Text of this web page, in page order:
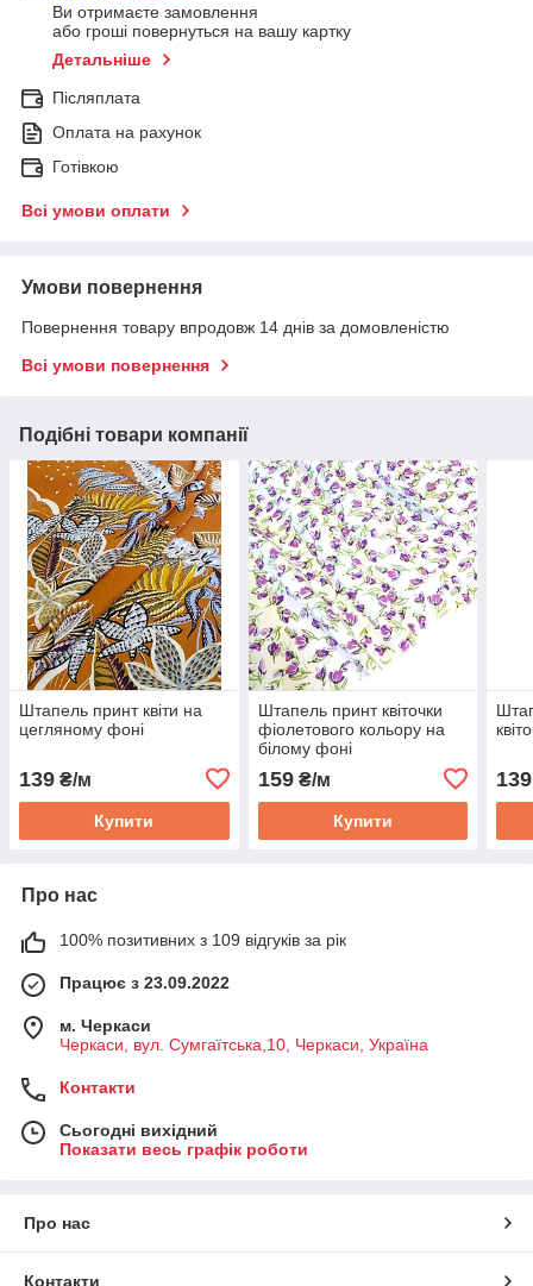
Ви отримаєте замовлення
або гроші повернуться на вашу картку
Детальніше
Післяплата
Оплата на рахунок
Готівкою
Всі умови оплати
Умови повернення
Повернення товару впродовж 14 днів за домовленістю
Всі умови повернення
Подібні товари компанії
Штапель принт квіти на
цегляному фоні
139 ₴/м
Купити
Штапель принт квіточки
фіолетового кольору на
білому фоні
159₴/м
Купити
139
Про нас
100% позитивних з 109 відгуків за рік
Працює з 23.09.2022
м. Черкаси
Черкаси, вул. Сумгаїтська,10, Черкаси, Україна
Контакти
Сьогодні вихідний
Показати весь графік роботи
Про нас
Контакти